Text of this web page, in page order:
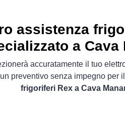
assistenza
a Cava
accuratamente il tuo
preventivo senza impegno per
frigoriferi Rex a Cava